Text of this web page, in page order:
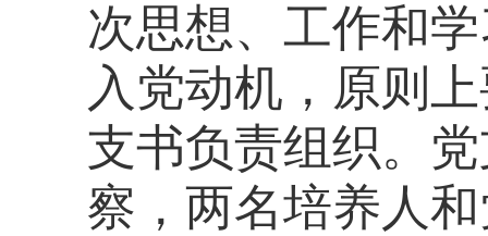
次思想、工作和
入党动机，原则
支书负责组织。
察，两名培养人和